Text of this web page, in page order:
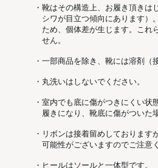
・靴はその構造上、お履き頂き
シワが目立つ傾向にあります）
ため、個体差が生じます。これ
せん。
・一部商品を除き、靴には溶剤（
・丸洗いはしないでください。
・室内でも底に傷がつきにくい
履きになり、靴底に傷がついた
・リボンは接着留めしておりま
可能性がございますのでご注意
・ヒールはソールと一体型です。